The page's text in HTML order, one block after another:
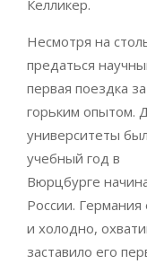
Келликер.
Несмотря на
предаться
первая поездка
горьким опытом.
университеты
учебный год в
Вюрцбурге
России.
и холодно,
заставило его